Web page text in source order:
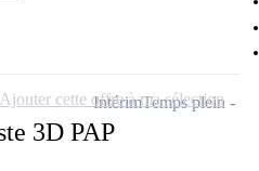
3D PAP
IntérimTemps plein
Ajouter cette offre à ma sélection